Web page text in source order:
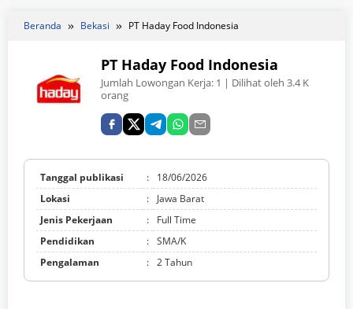
Beranda Bekasi PT Haday Food Indonesia
PT Haday Food Indonesia
Jumlah Lowongan Kerja: 1 | Dilihat oleh 3.4 K
orang
Tanggal publikasi :
18/06/2026
Lokasi
:
Jawa Barat
Jenis Pekerjaan
:
Full Time
Pendidikan
: SMA/K
Pengalaman
: 2 Tahun